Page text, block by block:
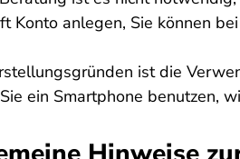
Konto anlegen, Sie können
ist die
ein Smartphone benutzen,